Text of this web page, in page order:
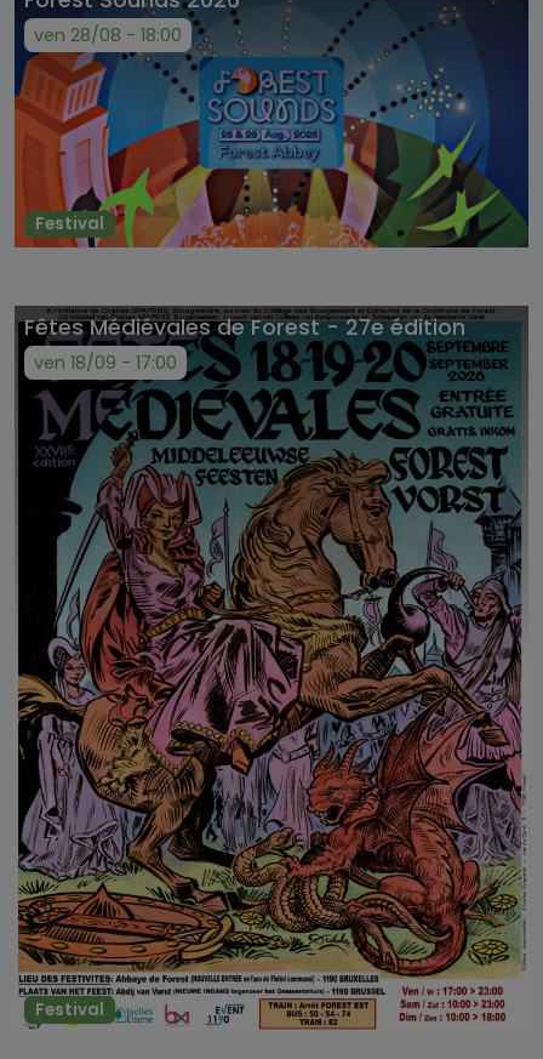
ven 28/08 - 18:00
Festival
Fêtes Médiévales de Forest - 27e édition
ven 18/09 - 17:00
Festival